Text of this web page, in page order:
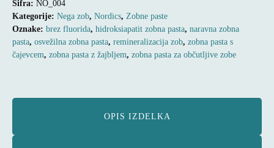
OBČUTLJIVE
ZOBE
–
NORDICS
SENSITIVE
Šifra: NO_004
Kategorije: Nega zob, Nordics, Zobne paste
Oznake: brez fluorida, hidroksiapatit zobna pasta, naravna zobna
pasta, osvežilna zobna pasta, remineralizacija zob, zobna pasta s
čajevcem, zobna pasta z žajbljem, zobna pasta za občutljive zobe
OPIS IZDELKA